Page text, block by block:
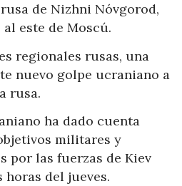
de Nizhni Nóvgorod,
este de Moscú.
regionales rusas, una
nuevo golpe ucraniano a
rusa.
ha dado cuenta
militares y
por las fuerzas de Kiev
del jueves.